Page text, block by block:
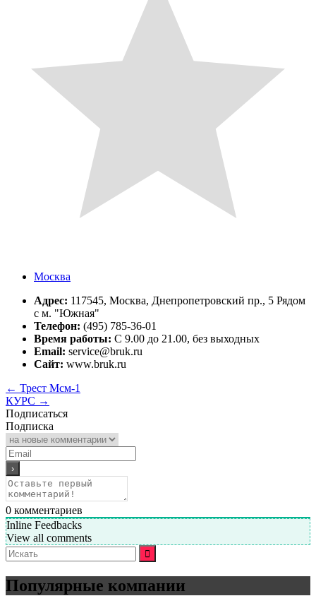
Москва
Адрес: 117545, Москва, Днепропетровский пр., 5 Рядом
с м. "Южная"
Телефон: (495) 785-36-01
Время работы: С 9.00 до 21.00, без выходных
Email: service@bruk.ru
Сайт: www.bruk.ru
← Трест Мсм-1
КУРС →
Подписаться
Подписка
0 комментариев
Inline Feedbacks
View all comments
Искать:
Популярные компании